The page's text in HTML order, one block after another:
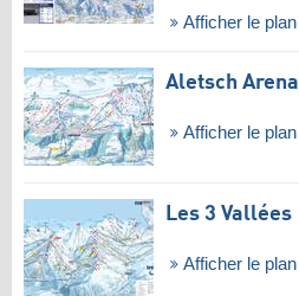
Afficher le plan
Aletsch Arena
Afficher le plan
Les 3 Vallées
Afficher le plan